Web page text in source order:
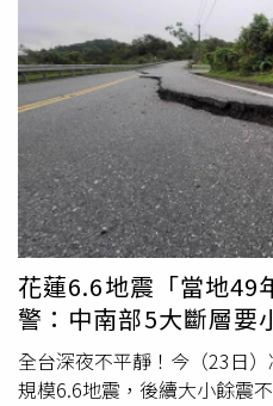
」已經到來
36條斷層，且多集中在中南
發生大地震，認為中南部須
授陳文山表示，一般規模6以
（23日）的地震屬於池上斷
忽；對此，中央大學地質系
期約百年左右，根據地震活
生前，多會出現中大型地震
規模達8以上地震。根據《
述，氣象局前地震測報中心主
示，目前仍無根據可支持海溝
次地震主要屬於板塊能量釋放
花蓮6.6地震「當地
警：中南部5大斷層要
全台深夜不平靜！今（23日
規模6.6地震，後續大小餘震